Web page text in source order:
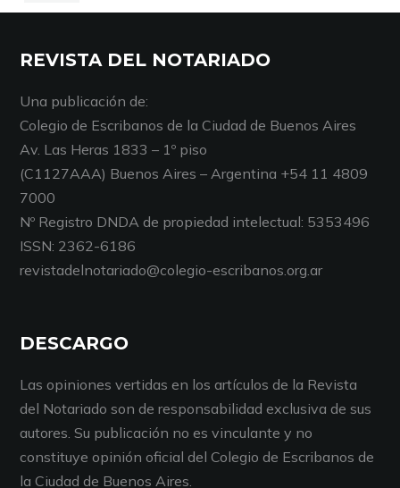
REVISTA DEL NOTARIADO
Una publicación de:
Colegio de Escribanos de la Ciudad de Buenos Aires
Av. Las Heras 1833 – 1º piso
(C1127AAA) Buenos Aires – Argentina +54 11 4809
7000
Nº Registro DNDA de propiedad intelectual: 5353496
ISSN: 2362-6186
revistadelnotariado@colegio-escribanos.org.ar
DESCARGO
Las opiniones vertidas en los artículos de la Revista
del Notariado son de responsabilidad exclusiva de sus
autores. Su publicación no es vinculante y no
constituye opinión oficial del Colegio de Escribanos de
la Ciudad de Buenos Aires.